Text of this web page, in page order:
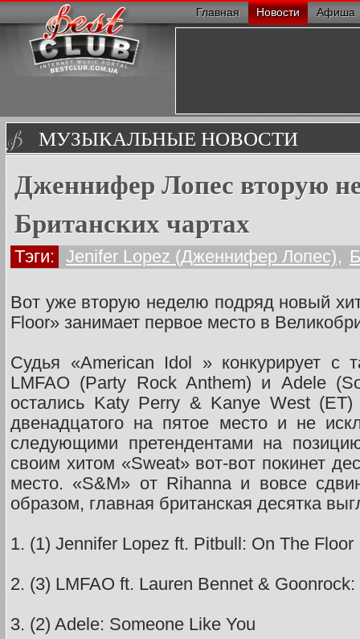
Главная Новости Афиша
МУЗЫКАЛЬНЫЕ НОВОСТИ
Дженнифер Лопес вторую
Британских чартах
Тэги: Jenifer Lopez (Дженнифер Лопес),
Вот уже вторую неделю подряд новый
Floor» занимает первое место в
Судья «American Idol » конкурирует с
LMFAO (Party Rock Anthem) и Adele
остались Katy Perry & Kanye West (ET)
двенадцатого на пятое место и не
следующими претендентами на
своим хитом «Sweat» вот-вот покинет
место. «S&M» от Rihanna и вовсе
образом, главная британская десятка
1. (1) Jennifer Lopez ft. Pitbull: On The Floor
2. (3) LMFAO ft. Lauren Bennet &
3. (2) Adele: Someone Like You